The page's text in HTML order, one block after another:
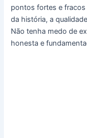
pontos fortes e
da história, a
Não tenha medo de
honesta e